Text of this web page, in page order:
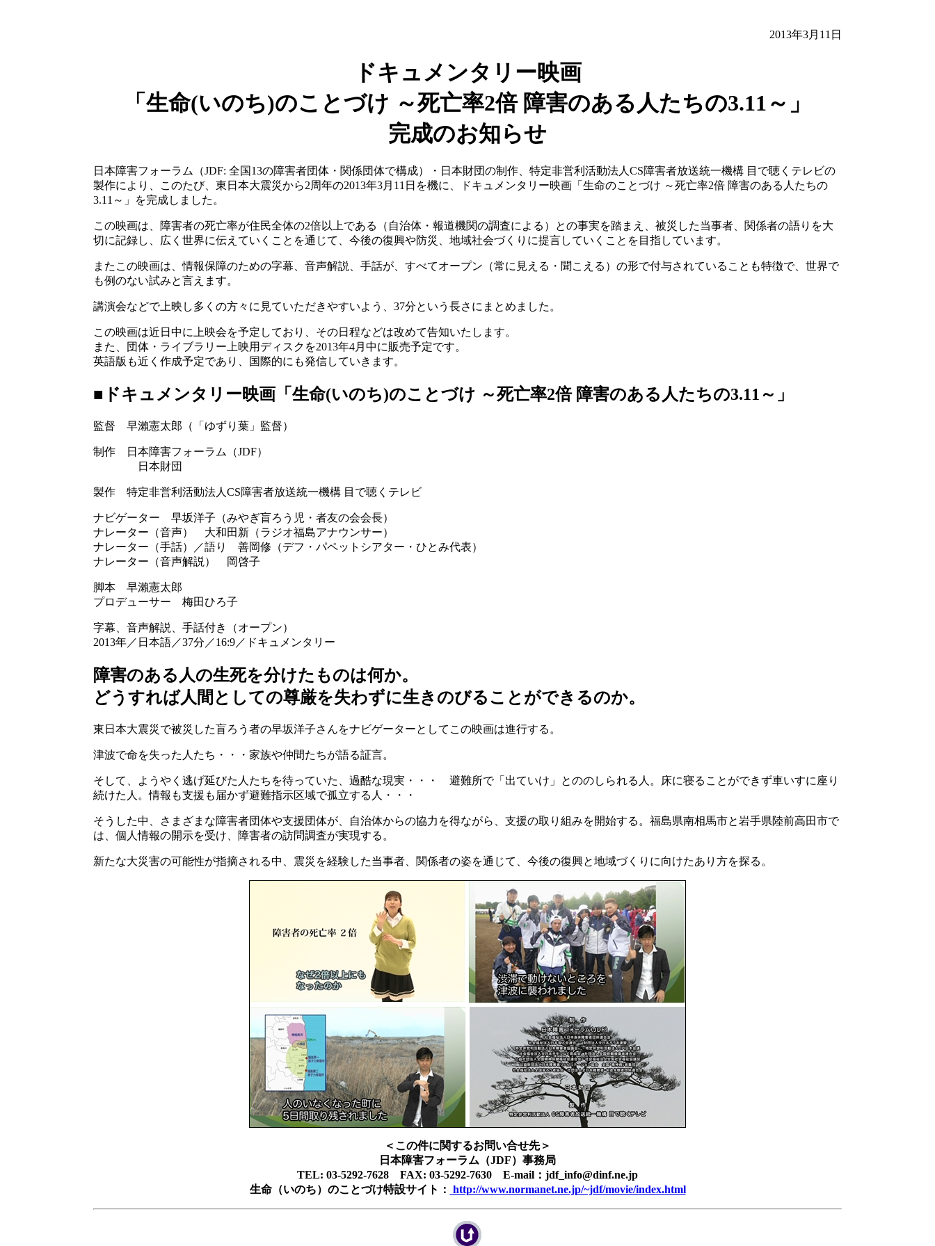
2013年3月11日
ドキュメンタリー映画
「生命(いのち)のことづけ ～死亡率2倍 障害のある人たちの3.11～」
完成のお知らせ
日本障害フォーラム（JDF: 全国13の障害者団体・関係団体で構成）・日本財団の制作、特定非営利活動法人CS障害者放送統一機構 目で聴くテレビの
製作により、このたび、東日本大震災から2周年の2013年3月11日を機に、ドキュメンタリー映画「生命のことづけ ～死亡率2倍 障害のある人たちの
3.11～」を完成しました。
この映画は、障害者の死亡率が住民全体の2倍以上である（自治体・報道機関の調査による）との事実を踏まえ、被災した当事者、関係者の語りを大
切に記録し、広く世界に伝えていくことを通じて、今後の復興や防災、地域社会づくりに提言していくことを目指しています。
またこの映画は、情報保障のための字幕、音声解説、手話が、すべてオープン（常に見える・聞こえる）の形で付与されていることも特徴で、世界で
も例のない試みと言えます。
講演会などで上映し多くの方々に見ていただきやすいよう、37分という長さにまとめました。
この映画は近日中に上映会を予定しており、その日程などは改めて告知いたします。
また、団体・ライブラリー上映用ディスクを2013年4月中に販売予定です。
英語版も近く作成予定であり、国際的にも発信していきます。
■ドキュメンタリー映画「生命(いのち)のことづけ ～死亡率2倍 障害のある人たちの3.11～」
監督 早瀨憲太郎（「ゆずり葉」監督）
制作 日本障害フォーラム（JDF）
日本財団
製作 特定非営利活動法人CS障害者放送統一機構 目で聴くテレビ
ナビゲーター 早坂洋子（みやぎ盲ろう児・者友の会会長）
ナレーター（音声） 大和田新（ラジオ福島アナウンサー）
ナレーター（手話）／語り 善岡修（デフ・パペットシアター・ひとみ代表）
ナレーター（音声解説） 岡啓子
脚本 早瀨憲太郎
プロデューサー 梅田ひろ子
字幕、音声解説、手話付き（オープン）
2013年／日本語／37分／16:9／ドキュメンタリー
障害のある人の生死を分けたものは何か。
どうすれば人間としての尊厳を失わずに生きのびることができるのか。
東日本大震災で被災した盲ろう者の早坂洋子さんをナビゲーターとしてこの映画は進行する。
津波で命を失った人たち・・・家族や仲間たちが語る証言。
そして、ようやく逃げ延びた人たちを待っていた、過酷な現実・・・ 避難所で「出ていけ」とののしられる人。床に寝ることができず車いすに座り
続けた人。情報も支援も届かず避難指示区域で孤立する人・・・
そうした中、さまざまな障害者団体や支援団体が、自治体からの協力を得ながら、支援の取り組みを開始する。福島県南相馬市と岩手県陸前高田市で
は、個人情報の開示を受け、障害者の訪問調査が実現する。
新たな大災害の可能性が指摘される中、震災を経験した当事者、関係者の姿を通じて、今後の復興と地域づくりに向けたあり方を探る。
＜この件に関するお問い合せ先＞
日本障害フォーラム（JDF）事務局
TEL: 03-5292-7628 FAX: 03-5292-7630 E-mail：jdf_info@dinf.ne.jp
生命（いのち）のことづけ特設サイト： http://www.normanet.ne.jp/~jdf/movie/index.html